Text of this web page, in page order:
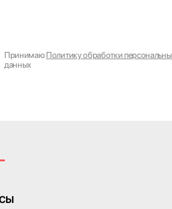
ПринимаюПолитику обработки
данных